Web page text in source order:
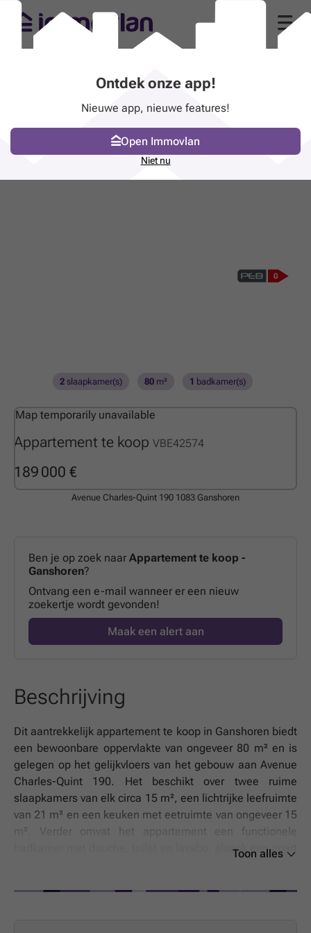
Appartement te koop VBE42574
189 000 €
2 slaapkamer(s) 80 m² 1 badkamer(s)
Map temporarily unavailable
Avenue Charles-Quint 190 1083 Ganshoren
Ben je op zoek naar Appartement te koop -
Ganshoren?
Ontvang een e-mail wanneer er een nieuw
zoekertje wordt gevonden!
Maak een alert aan
Beschrijving
Dit aantrekkelijk appartement te koop in Ganshoren biedt
een bewoonbare oppervlakte van ongeveer 80 m² en is
gelegen op het gelijkvloers van het gebouw aan Avenue
Charles-Quint 190. Het beschikt over twee ruime
slaapkamers van elk circa 15 m², een lichtrijke leefruimte
van 21 m² en een keuken met eetruimte van ongeveer 15
m². Verder omvat het appartement een functionele
badkamer met douche, toilet en lavabo, alsook een apart
Toon alles
Ontdek onze app!
Nieuwe app, nieuwe features!
Open Immovlan
Niet nu